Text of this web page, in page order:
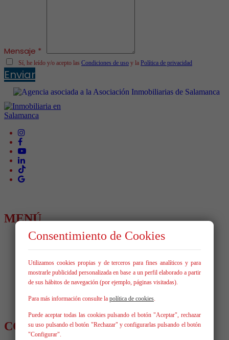
Mensaje *
Sí, he leído y/o acepto las Condiciones de uso y la Política de privacidad
Enviar
MENÚ
Inicio
Comprar
Alquilar
Vende tu inmueble
Nosotros
Blog
Servicios
CONTÁCTANOS
Consentimiento de Cookies
Utilizamos cookies propias y de terceros para fines analíticos y para
mostrarle publicidad personalizada en base a un perfil elaborado a partir
de sus hábitos de navegación (por ejemplo, páginas visitadas).
Para más información consulte la política de cookies.
Puede aceptar todas las cookies pulsando el botón "Aceptar", rechazar
su uso pulsando el botón "Rechazar" y configurarlas pulsando el botón
"Configurar".